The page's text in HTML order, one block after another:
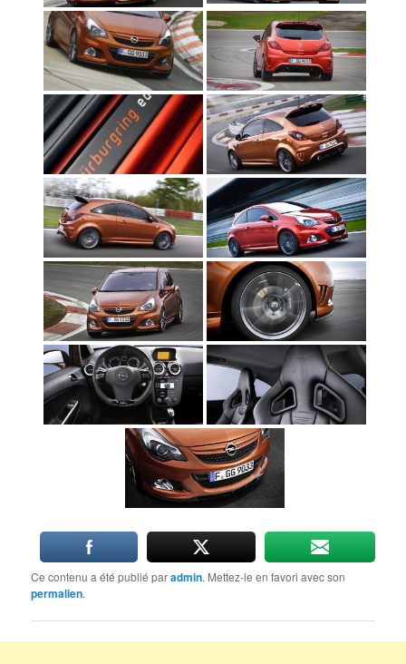
Ce contenu a été publié paradmin. Mettez-le en favori avec son
permalien.